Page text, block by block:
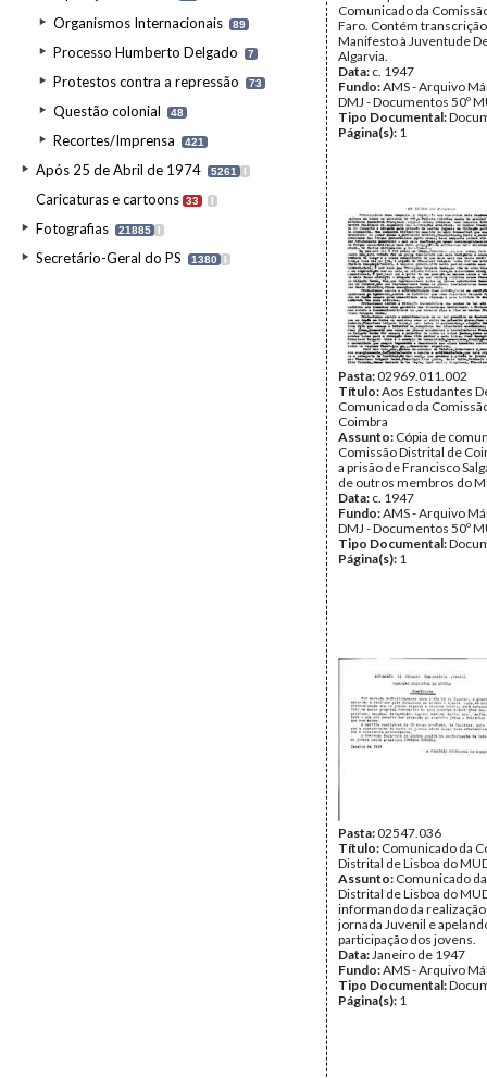
Organismos Internacionais 89
Processo Humberto Delgado 7
Protestos contra a repressão 73
Questão colonial 48
Recortes/Imprensa 421
Após 25 de Abril de 1974 5261 I
Caricaturas e cartoons 33 I
Fotografias 21885 I
Secretário-Geral do PS 1380 I
Comunicado da
Faro. Contém transcrição
Manifesto à Juventude
Algarvia.
Data: c. 1947
Fundo:AMS - Arquivo
DMJ - Documentos 50º
Tipo Documental:
Página(s): 1
Pasta:02969.011.002
Título:Aos Estudantes
Comunicado da
Coimbra
Assunto: Cópia de
Comissão Distrital de
a prisão de Francisco
de outros membros do
Data: c. 1947
Fundo:AMS - Arquivo
DMJ - Documentos 50º
Tipo Documental:
Página(s): 1
Pasta:02547.036
Título: Comunicado da
Distrital de Lisboa do
Assunto: Comunicado
Distrital de Lisboa do
informando da
jornada Juvenil e
participação dos jovens.
Data:Janeiro de 1947
Fundo:AMS - Arquivo
Tipo Documental:
Página(s): 1